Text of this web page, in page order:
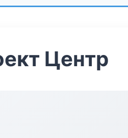
Центр